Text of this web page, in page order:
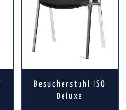
Besucherstuhl ISO
Deluxe